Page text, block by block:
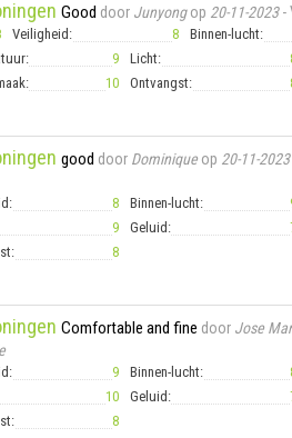
Good door Junyongop 20-11-2023-
Veiligheid: 8 Binnen-lucht:
9 Licht:
10 Ontvangst:
good door Dominique op 20-11-2023
8 Binnen-lucht:
9 Geluid:
8
Comfortable and fine door Jose
9 Binnen-lucht:
10 Geluid:
8